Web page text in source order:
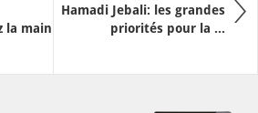
la main
Hamadi Jebali: les grandes
priorités pour la ...